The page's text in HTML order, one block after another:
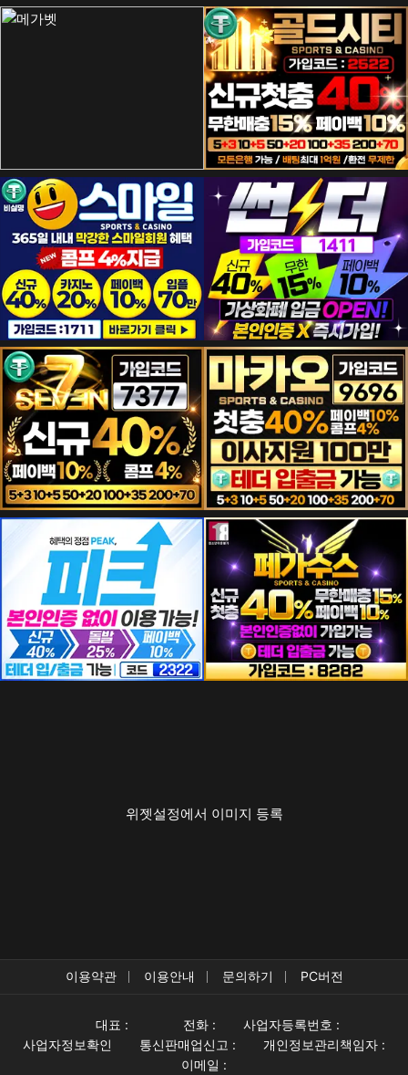
위젯설정에서 이미지 등록
이용약관 이용안내 문의하기 PC버전
대표 : 전화 :
사업자등록번호 :
사업자정보확인
통신판매업신고 :
개인정보관리책임자 :
이메일 :